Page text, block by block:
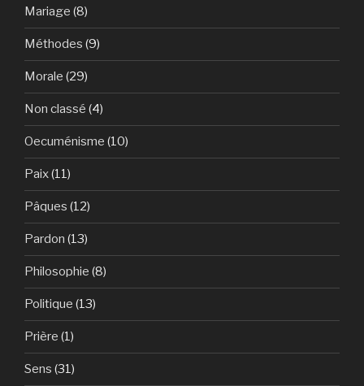
Mariage (8)
Méthodes (9)
Morale (29)
Non classé (4)
Oecuménisme (10)
Paix(11)
Pâques (12)
Pardon (13)
Philosophie (8)
Politique (13)
Prière (1)
Sens (31)